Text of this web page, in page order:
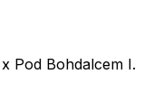
Pod Bohdalcem I.